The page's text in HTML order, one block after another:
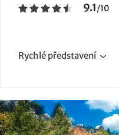
9.1/10
Rychlé představení